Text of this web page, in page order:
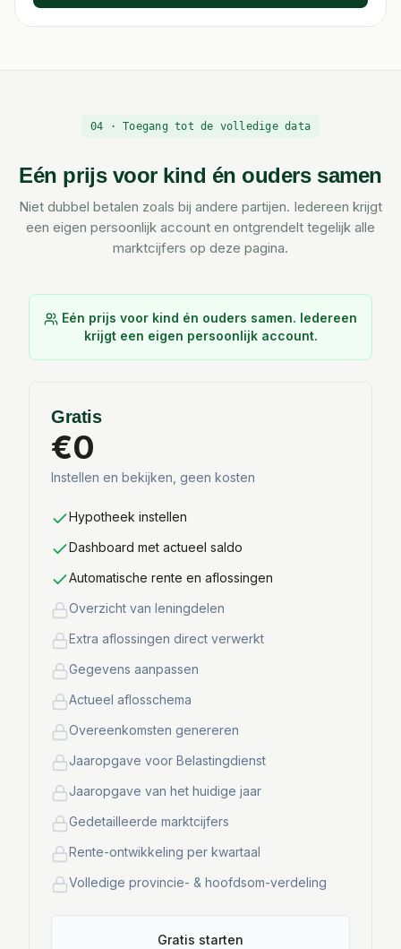
04 · Toegang tot de volledige data
Eén prijs voor kind én ouders samen
Niet dubbel betalen zoals bij andere partijen. Iedereen krijgt
een eigen persoonlijk account en ontgrendelt tegelijk alle
marktcijfers op deze pagina.
Eén prijs voor kind én ouders samen. Iedereen
krijgt een eigen persoonlijk account.
Gratis
€0
Instellen en bekijken, geen kosten
Hypotheek instellen
Dashboard met actueel saldo
Automatische rente en aflossingen
Overzicht van leningdelen
Extra aflossingen direct verwerkt
Gegevens aanpassen
Actueel aflosschema
Overeenkomsten genereren
Jaaropgave voor Belastingdienst
Jaaropgave van het huidige jaar
Gedetailleerde marktcijfers
Rente-ontwikkeling per kwartaal
Volledige provincie- & hoofdsom-verdeling
Gratis starten